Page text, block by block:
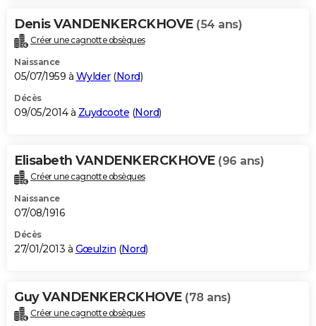
Denis VANDENKERCKHOVE (54 ans)
Créer une cagnotte obsèques
Naissance
05/07/1959 à Wylder(Nord)
Décès
09/05/2014 à Zuydcoote (Nord)
Elisabeth VANDENKERCKHOVE (96 ans)
Créer une cagnotte obsèques
Naissance
07/08/1916
Décès
27/01/2013 à Gœulzin (Nord)
Guy VANDENKERCKHOVE (78 ans)
Créer une cagnotte obsèques